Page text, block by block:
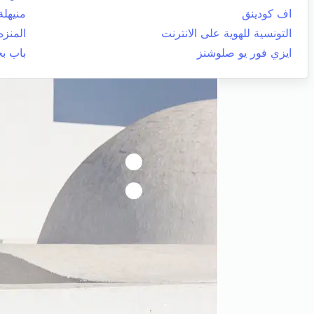
اف كودينق
التونسية للهوية على الانترنت
ايزي فور يو صلوشنز
باب